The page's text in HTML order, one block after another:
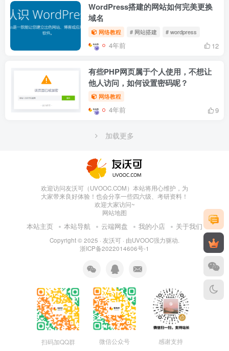
WordPress搭建的网站如何完美更换
域名
网络教程 # 网站搭建 # wordpress
4年前 12
有些PHP网页属于个人使用，不想让
他人访问，如何设置密码呢？
网络教程
4年前 9
加载更多
欢迎访问友沃可（UVOOC.COM）本站将用心维护，为
大家带来良好体验！也会分享一些四六级、考研资料！
欢迎大家访问~
网站地图
本站主页 本站导航 云端网盘 我的小店 关于我们
Copyright © 2025 · 友沃可 · 由UVOOC强力驱动.
浙ICP备2022014606号-1
扫码加QQ群 微信公众号 感谢支持